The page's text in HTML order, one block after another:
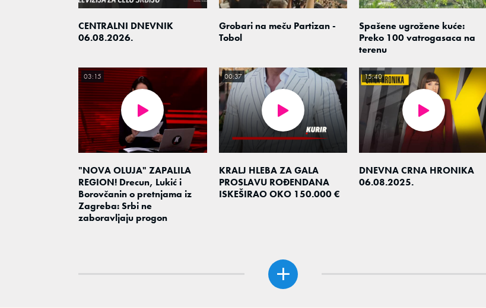
CENTRALNI DNEVNIK
06.08.2026.
Grobari na meču Partizan -
Tobol
Spašene ugrožene kuće:
Preko 100 vatrogasaca na
terenu
"NOVA OLUJA" ZAPALILA
REGION! Drecun, Lukić i
Borovčanin o pretnjama iz
Zagreba: Srbi ne
zaboravljaju progon
03:15
KRALJ HLEBA ZA GALA
PROSLAVU ROĐENDANA
ISKEŠIRAO OKO 150.000 €
00:37
DNEVNA CRNA HRONIKA
06.08.2025.
15:40